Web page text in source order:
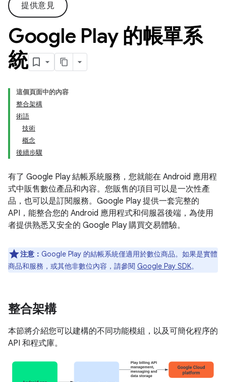
提供意見
Google Play 的帳單系
統
這個頁面中的內容
整合架構
術語
技術
概念
後續步驟
有了 Google Play 結帳系統服務，您就能在 Android 應用程
式中販售數位產品和內容。您販售的項目可以是一次性產
品，也可以是訂閱服務。Google Play 提供一套完整的
API，能整合您的 Android 應用程式和伺服器後端，為使用
者提供熟悉又安全的 Google Play 購買交易體驗。
注意： Google Play 的結帳系統僅適用於數位商品。如果是實體
商品和服務，或其他非數位內容，請參閱 Google Pay SDK。
整合架構
本節將介紹您可以建構的不同功能模組，以及可簡化程序的
API 和程式庫。